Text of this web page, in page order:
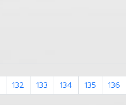
132 133 134 135 136